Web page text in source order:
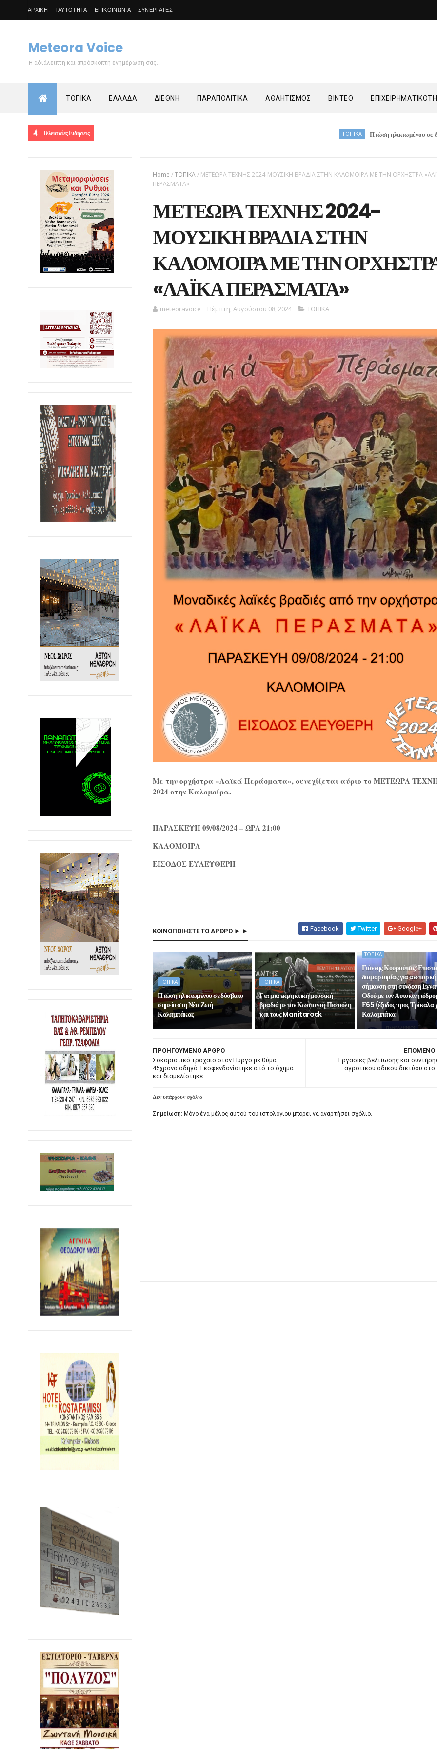
ΑΡΧΙΚΗ ΤΑΥΤΟΤΗΤΑ ΕΠΙΚΟΙΝΩΝΙΑ ΣΥΝΕΡΓΑΤΕΣ
Meteora Voice
Η αδιάλειπτη και απρόσκοπτη ενημέρωση σας...
ΤΟΠΙΚΑ ΕΛΛΑΔΑ ΔΙΕΘΝΗ ΠΑΡΑΠΟΛΙΤΙΚΑ ΑΘΛΗΤΙΣΜΟΣ ΒΙΝΤΕΟ
Τελευταίες Ειδήσεις Πτώση ηλικιωμένου σε δύσβατο
Home /ΤΟΠΙΚΑ/ ΜΕΤΕΩΡΑ ΤΕΧΝΗΣ 2024-ΜΟΥΣΙΚΗ ΒΡΑΔΙΑ ΣΤΗΝ ΚΑΛΟΜΟΙΡΑ ΜΕ ΤΗΝ ΟΡΧΗΣΤΡΑ
ΠΕΡΑΣΜΑΤΑ»
ΜΕΤΕΩΡΑ ΤΕΧΝΗΣ 2024-
ΜΟΥΣΙΚΗ ΒΡΑΔΙΑ ΣΤΗΝ
ΚΑΛΟΜΟΙΡΑ ΜΕ ΤΗΝ
«ΛΑΪΚΑ ΠΕΡΑΣΜΑΤΑ»
meteoravoice Πέμπτη, Αυγούστου 08, 2024 ΤΟΠΙΚΑ
Με την ορχήστρα «Λαϊκά Περάσματα», συνεχίζεται αύριο το ΜΕΤΕΩΡΑ
2024 στην Καλομοίρα.
ΠΑΡΑΣΚΕΥΗ 09/08/2024 – ΩΡΑ 21:00
ΚΑΛΟΜΟΙΡΑ
ΕΙΣΟΔΟΣ ΕΥΛΕΥΘΕΡΗ
ΚΟΙΝΟΠΟΙΗΣΤΕ ΤΟ ΑΡΘΡΟ ► ► Facebook Twitter Google+
ΤΟΠΙΚΑ
Πτώση ηλικιωμένου σε δύσβατο
σημείο στη Νέα Ζωή
Καλαμπάκας
ΤΟΠΙΚΑ
Για μια εκρηκτική μουσική
βραδιά με τον Κωσταντή Πιστιόλη
και τους Manitarock
ΤΟΠΙΚΑ
Γιάννης Κουρούπας:
διαμαρτυρίας για ανεπαρκή
σήμανση στη σύνδεση
Οδού με τον
Ε65 (έξοδος προς Τρίκαλα
Καλαμπάκα
ΕΠΟΜΕΝΟ
Εργασίες βελτίωσης και
αγροτικού οδικού δικτύου
ΠΡΟΗΓΟΥΜΕΝΟ ΑΡΘΡΟ
Σοκαριστικό τροχαίο στον Πύργο με θύμα
45χρονο οδηγό: Εκσφενδονίστηκε από το όχημα
και διαμελίστηκε
Δεν υπάρχουν σχόλια
Σημείωση: Μόνο ένα μέλος αυτού του ιστολογίου μπορεί να αναρτήσει σχόλιο.